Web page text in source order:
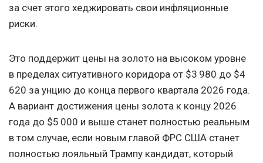
за счет этого хеджировать свои инфляционные
риски.
Это поддержит цены на золото на высоком уровне
в пределах ситуативного коридора от $3 980 до $4
620 за унцию до конца первого квартала 2026 года.
А вариант достижения цены золота к концу 2026
года до $5 000 и выше станет полностью реальным
в том случае, если новым главой ФРС США станет
полностью лояльный Трампу кандидат, который